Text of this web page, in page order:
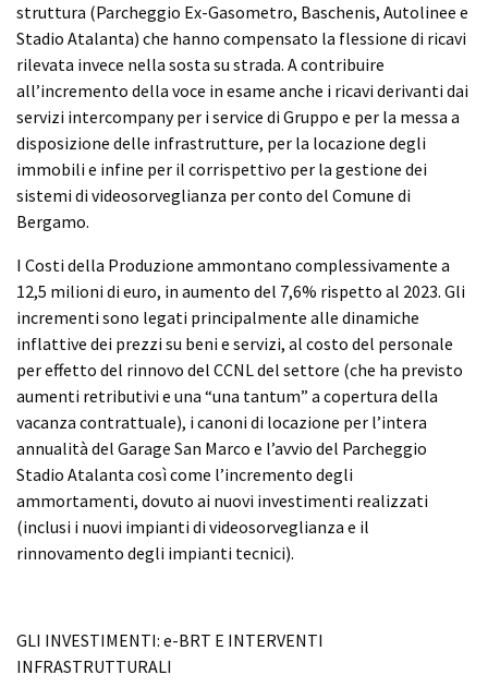
struttura (Parcheggio Ex-Gasometro, Baschenis, Autolinee e
Stadio Atalanta) che hanno compensato la flessione di ricavi
rilevata invece nella sosta su strada. A contribuire
all’incremento della voce in esame anche i ricavi derivanti dai
servizi intercompany per i service di Gruppo e per la messa a
disposizione delle infrastrutture, per la locazione degli
immobili e infine per il corrispettivo per la gestione dei
sistemi di videosorveglianza per conto del Comune di
Bergamo.
I Costi della Produzione ammontano complessivamente a
12,5 milioni di euro, in aumento del 7,6% rispetto al 2023. Gli
incrementi sono legati principalmente alle dinamiche
inflattive dei prezzi su beni e servizi, al costo del personale
per effetto del rinnovo del CCNL del settore (che ha previsto
aumenti retributivi e una “una tantum” a copertura della
vacanza contrattuale), i canoni di locazione per l’intera
annualità del Garage San Marco e l’avvio del Parcheggio
Stadio Atalanta così come l’incremento degli
ammortamenti, dovuto ai nuovi investimenti realizzati
(inclusi i nuovi impianti di videosorveglianza e il
rinnovamento degli impianti tecnici).
GLI INVESTIMENTI: e-BRT E INTERVENTI
INFRASTRUTTURALI